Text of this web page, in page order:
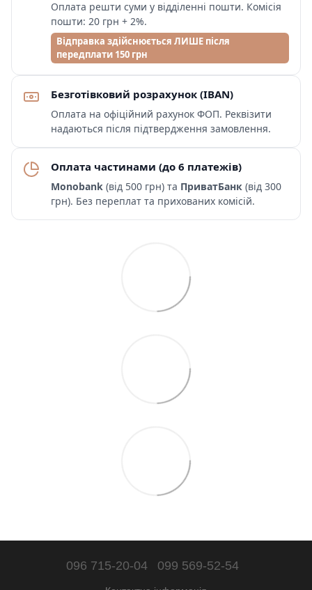
Оплата решти суми у відділенні пошти. Комісія
пошти: 20 грн + 2%.
Відправка здійснюється ЛИШЕ після
передплати 150 грн
Безготівковий розрахунок (IBAN)
Оплата на офіційний рахунок ФОП. Реквізити
надаються після підтвердження замовлення.
Оплата частинами (до 6 платежів)
Monobank (від 500 грн) та ПриватБанк (від 300
грн). Без переплат та прихованих комісій.
096 715-20-04 099 569-52-54